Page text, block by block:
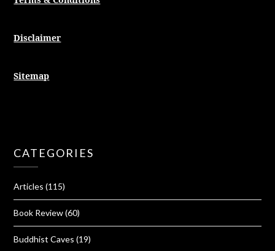
Disclaimer
Sitemap
CATEGORIES
Articles (115)
Book Review(60)
Buddhist Caves (19)